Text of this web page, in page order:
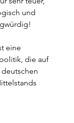
und
eine
die auf